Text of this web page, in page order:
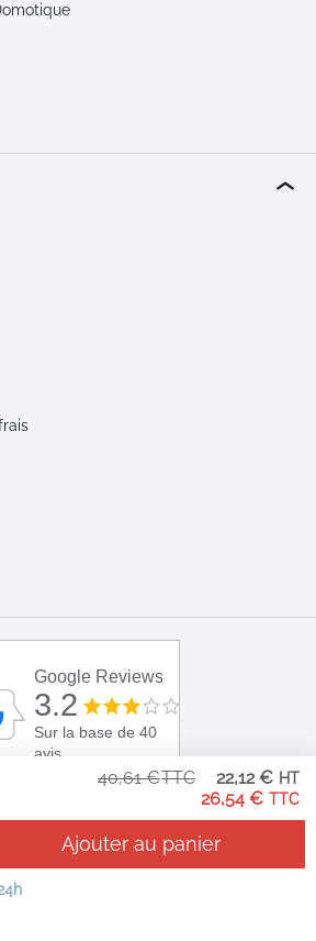
26,54 €
22,12 €
40,61 €
Ajouter au panier
Google Reviews
3.2
Sur la base de 40
avis